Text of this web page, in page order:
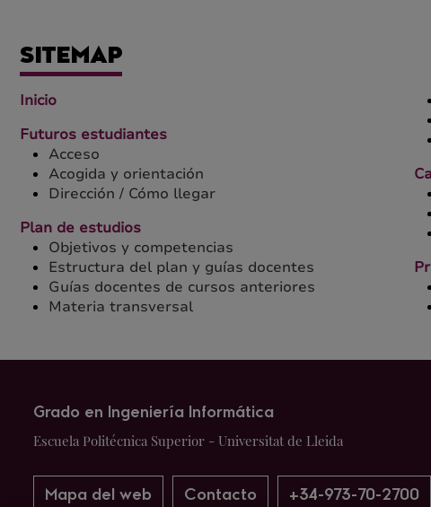
SITEMAP
Inicio
Futuros estudiantes
Acceso
Acogida y orientación
Dirección / Cómo llegar
Plan de estudios
Objetivos y competencias
Estructura del plan y guías docentes
Guías docentes de cursos anteriores
Materia transversal
Grado en Ingeniería Informática
Escuela Politécnica Superior - Universitat de Lleida
Mapa del web Contacto +34-973-70-2700